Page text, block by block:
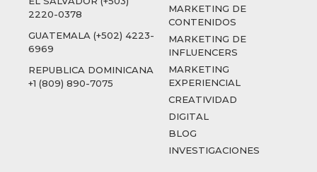
2220-0378
GUATEMALA (+502) 4223-
6969
REPUBLICA DOMINICANA
+1 (809) 890-7075
MARKETING DE
CONTENIDOS
MARKETING DE
INFLUENCERS
MARKETING
EXPERIENCIAL
CREATIVIDAD
DIGITAL
BLOG
INVESTIGACIONES